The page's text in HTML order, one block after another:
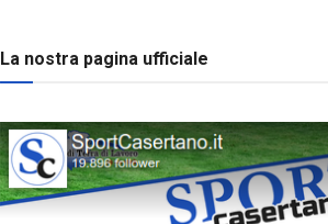
La nostra pagina ufficiale